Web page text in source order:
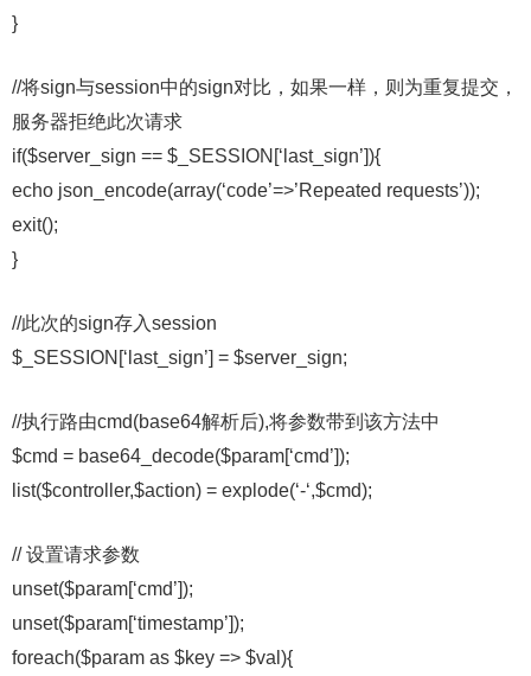
}
//将sign与session中的sign对比，如果一样，则为重复提交，
服务器拒绝此次请求
if($server_sign == $_SESSION[‘last_sign’]){
echo json_encode(array(‘code’=>’Repeated requests’));
exit();
}
//此次的sign存入session
$_SESSION[‘last_sign’] = $server_sign;
//执行路由cmd(base64解析后),将参数带到该方法中
$cmd = base64_decode($param[‘cmd’]);
list($controller,$action) = explode(‘-‘,$cmd);
// 设置请求参数
unset($param[‘cmd’]);
unset($param[‘timestamp’]);
foreach($param as $key => $val){